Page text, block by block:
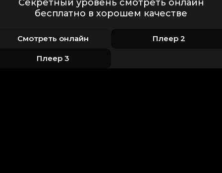
Секретный уровень смотреть онлайн
бесплатно в хорошем качестве
Смотреть онлайн Плеер 2
Плеер 3